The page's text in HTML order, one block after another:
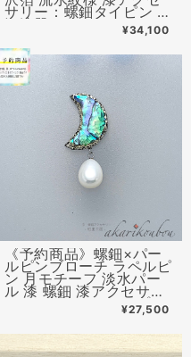
サリー：螺鈿タイピン 金
沢漆器 ¥34,100
《予約商品》螺鈿×パー
ルピンブローチ ラペルピ
ン 月モチーフ 淡水パー
ル 漆 螺鈿 漆アクセサリ
ー ： 薄型キャッチ プラ
チナ箔 金沢漆器 螺鈿ジ
¥27,500